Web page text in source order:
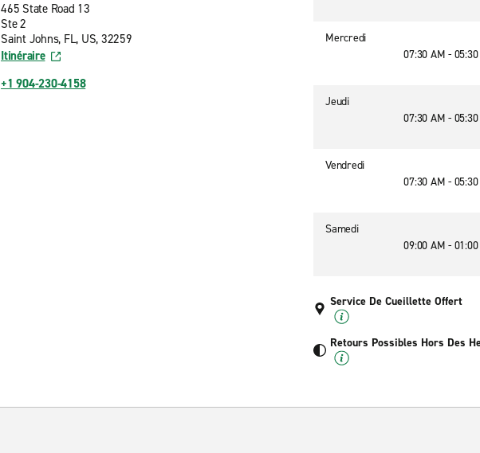
465 State Road 13
Ste 2
Saint Johns, FL, US, 32259
Itinéraire
+1 904-230-4158
Mercredi
07:30 AM -
Jeudi
07:30 AM -
Vendredi
07:30 AM -
Samedi
09:00 AM -
Service De Cueillette Offert
Retours Possibles Hors Des